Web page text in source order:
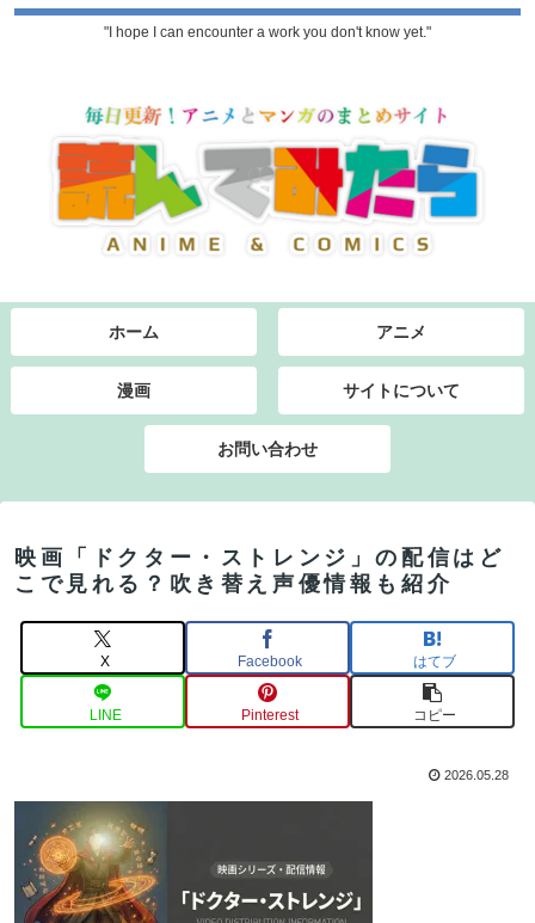
"I hope I can encounter a work you don't know yet."
ホーム アニメ
漫画 サイトについて
お問い合わせ
映画「ドクター・ストレンジ」の配信はど
こで見れる？吹き替え声優情報も紹介
X Facebook はてブ
LINE Pinterest コピー
2026.05.28